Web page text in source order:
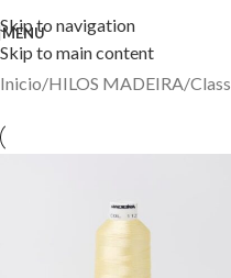
Skip to navigation
Skip to main content
MENU
Inicio HILOS MADEIRA